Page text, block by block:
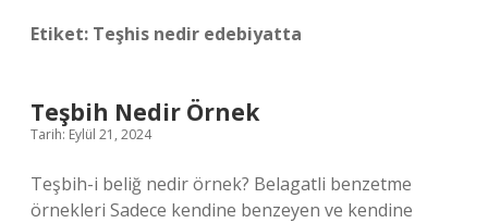
Etiket: Teşhis nedir edebiyatta
Teşbih Nedir Örnek
Tarih: Eylül 21, 2024
Teşbih-i beliğ nedir örnek? Belagatli benzetme
örnekleri Sadece kendine benzeyen ve kendine